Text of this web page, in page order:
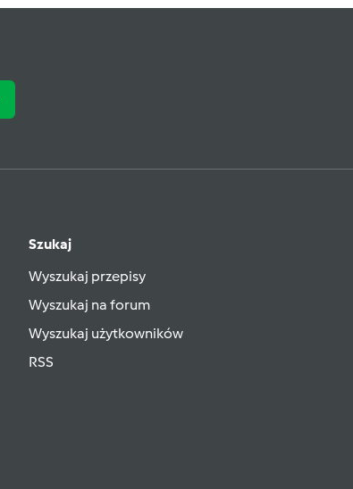
Szukaj
Wyszukaj przepisy
Wyszukaj na forum
Wyszukaj użytkowników
RSS